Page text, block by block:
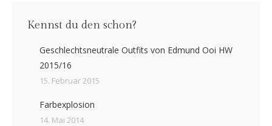
Kennst du den schon?
Geschlechtsneutrale Outfits von Edmund Ooi HW
2015/16
15. Februar 2015
Farbexplosion
14. Mai 2014